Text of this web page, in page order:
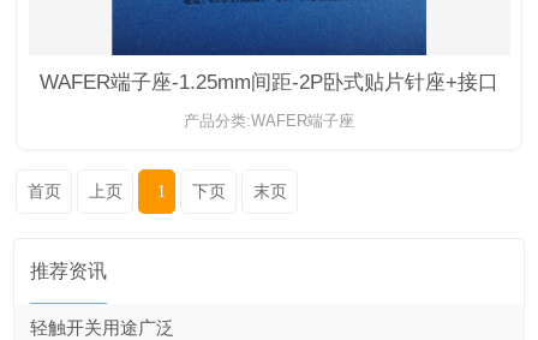
WAFER端子座-1.25mm间距-2P卧式贴片针座+接口
产品分类:WAFER端子座
首页 上页 1 下页 末页
推荐资讯
轻触开关用途广泛